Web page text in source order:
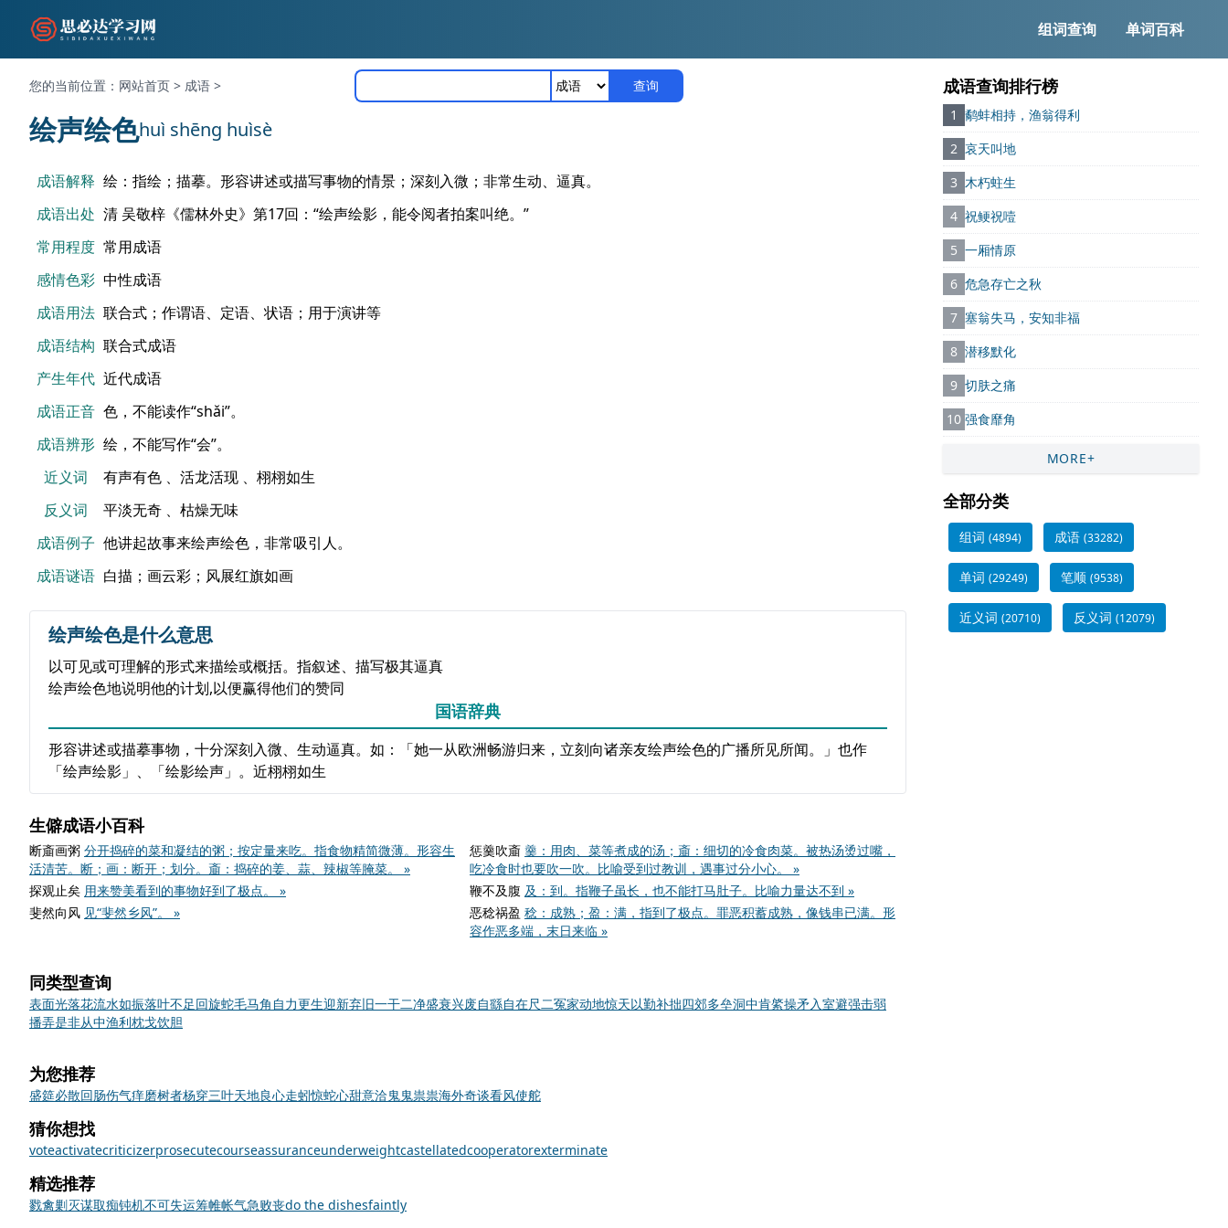
组词查询 单词百科
您的当前位置： 网站首页 > 成语 > 查询
绘声绘色huì shēng huìsè
成语解释 绘：指绘；描摹。形容讲述或描写事物的情景；深刻入微；非常生动、逼真。
成语出处 清 吴敬梓《儒林外史》第17回：“绘声绘影，能令阅者拍案叫绝。”
常用程度 常用成语
感情色彩 中性成语
成语用法 联合式；作谓语、定语、状语；用于演讲等
成语结构 联合式成语
产生年代 近代成语
成语正音 色，不能读作“shǎi”。
成语辨形 绘，不能写作“会”。
近义词
有声有色 、活龙活现 、栩栩如生
反义词
平淡无奇 、枯燥无味
成语例子 他讲起故事来绘声绘色，非常吸引人。
成语谜语 白描；画云彩；风展红旗如画
绘声绘色是什么意思
以可见或可理解的形式来描绘或概括。指叙述、描写极其逼真
绘声绘色地说明他的计划,以便赢得他们的赞同
国语辞典
形容讲述或描摹事物，十分深刻入微、生动逼真。如：「她一从欧洲畅游归来，立刻向诸亲友绘声绘色的广播所见所闻。」也作
「绘声绘影」、「绘影绘声」。近栩栩如生
生僻成语小百科
断齑画粥 分开捣碎的菜和凝结的粥；按定量来吃。指食物精简微薄。形容生
活清苦。断；画：断开；划分。齑：捣碎的姜、蒜、辣椒等腌菜。 »
惩羹吹齑 羹：用肉、菜等煮成的汤；齑：细切的冷食肉菜。被热汤烫过嘴，
吃冷食时也要吹一吹。比喻受到过教训，遇事过分小心。 »
探观止矣 用来赞美看到的事物好到了极点。 » 鞭不及腹 及：到。指鞭子虽长，也不能打马肚子。比喻力量达不到 »
斐然向风 见“斐然乡风”。 » 恶稔祸盈 稔：成熟；盈：满，指到了极点。罪恶积蓄成熟，像钱串已满。形
容作恶多端，末日来临 »
同类型查询
表面光落花流水如振落叶不足回旋蛇毛马角 自力更生迎新弃旧一干二净盛衰兴废自繇自在尺二冤家动地惊天以勤补拙四郊多垒洞中肯綮操矛入室避强击弱
播弄是非从中渔利枕戈饮胆
为您推荐
盛筵必散回肠伤气痒磨树者杨穿三叶天地良心走蚓惊蛇心甜意洽鬼鬼祟祟海外奇谈看风使舵
猜你想找
voteactivatecriticizerprosecutecourseassuranceunderweightcastellatedcooperatorexterminate
精选推荐
戮禽剿灭谋取痴钝机不可失运筹帷帐气急败丧do the dishesfaintly
成语查询排行榜
1 鹬蚌相持，渔翁得利
2 哀天叫地
3 木朽蛀生
4 祝鲠祝噎
5 一厢情原
6 危急存亡之秋
7 塞翁失马，安知非福
8 潜移默化
9 切肤之痛
10 强食靡角
MORE+
全部分类
组词 (4894) 成语 (33282)
单词 (29249) 笔顺 (9538)
近义词 (20710) 反义词 (12079)